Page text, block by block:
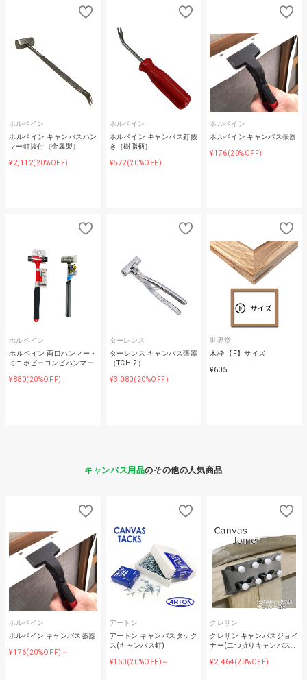
ホルベイン
ホルベイン キャンバスハン
マー釘抜付（金属製）
¥2,112(20%OFF)
ホルベイン
ホルベイン キャンバス釘抜
き［樹脂柄］
¥572(20%OFF)
ホルベイン
ホルベイン キャンバス張器
¥176(20%OFF)
ホルベイン
ホルベイン 両口ハンマー・
ミニホビーコンビハンマー
¥880(20%OFF)
ターレンス
ターレンス キャンバス張器
（TCH-2）
¥3,080(20%OFF)
世界堂
木枠 【F】サイズ
¥605
キャンバス用品のその他の人気商品
ホルベイン
ホルベイン キャンバス張器
¥176(20%OFF)～
アートン
アートン キャンバスタック
ス(キャンバス釘)
¥150(20%OFF)～
クレサン
クレサン キャンバスジョイ
ナー(二つ折りキャンバス…
¥2,464(20%OFF)